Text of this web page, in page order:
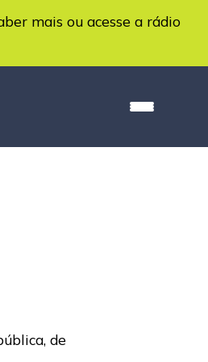
mais ou acesse a rádio
de